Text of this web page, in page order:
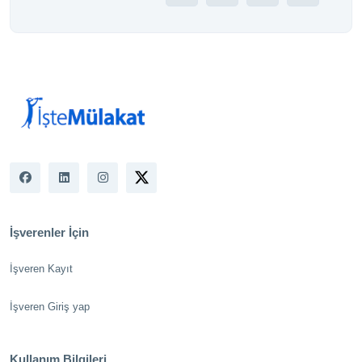
İşverenler İçin
İşveren Kayıt
İşveren Giriş yap
Kullanım Bilgileri